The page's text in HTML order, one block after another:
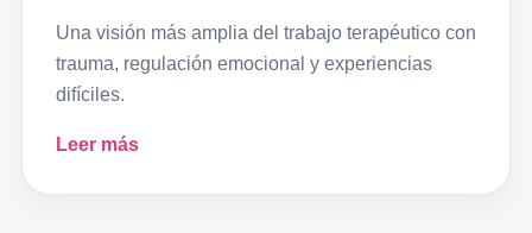
Una visión más amplia del trabajo terapéutico con
trauma, regulación emocional y experiencias
difíciles.
Leer más